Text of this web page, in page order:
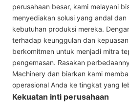
perusahaan besar, kami melayani
menyediakan solusi yang andal
kebutuhan produksi mereka.
terhadap keunggulan dan
berkomitmen untuk menjadi mitra
pengemasan. Rasakan
Machinery dan biarkan kami
operasional Anda ke tingkat yang
Kekuatan inti perusahaan